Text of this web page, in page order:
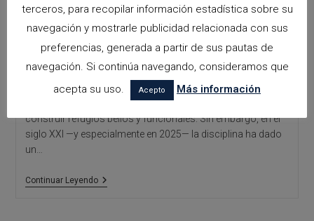
NEUROARQUITECTURA:
CUANDO EL ESPACIO
MOLDEA LA MENTE
Durante siglos, la arquitectura se entendió como el arte de
construir refugios bellos y funcionales. Sin embargo, en el
siglo XXI —y especialmente en 2025— la disciplina ha dado
un…
Continuar LeyendoNeuroarquitectura:
terceros, para recopilar información estadística sobre su
navegación y mostrarle publicidad relacionada con sus
preferencias, generada a partir de sus pautas de
navegación. Si continúa navegando, consideramos que
acepta su uso.
Acepto Más información